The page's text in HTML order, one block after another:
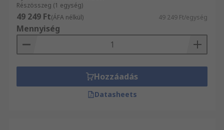
Részösszeg (1 egység)
49 249 Ft(ÁFA nélkül) 49 249 Ft/egység
Mennyiség
Hozzáadás
Datasheets